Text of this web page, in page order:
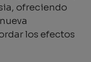
ofreciendo
los efectos